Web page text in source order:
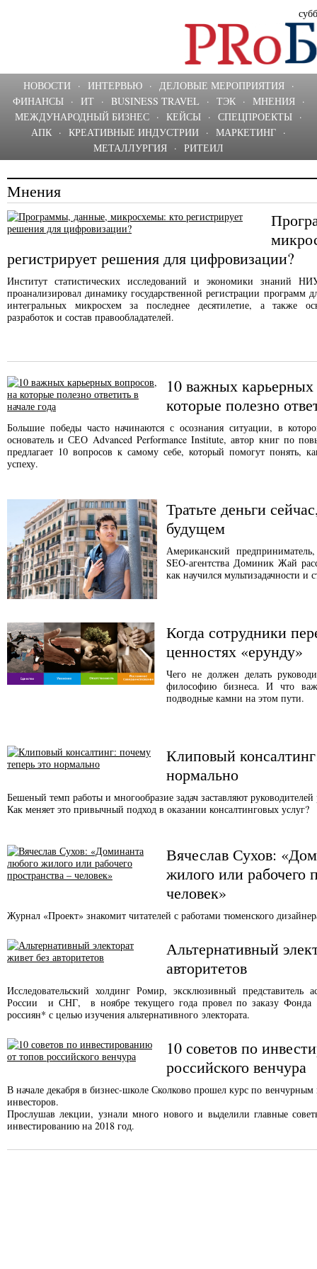
НОВОСТИ · ИНТЕРВЬЮ · ДЕЛОВЫЕ МЕРОПРИЯТИЯ
·
ФИНАНСЫ
· ИТ · BUSINESS TRAVEL · ТЭК · МНЕНИЯ
·
МЕЖДУНАРОДНЫЙ БИЗНЕС · КЕЙСЫ · СПЕЦПРОЕКТЫ ·
АПК · КРЕАТИВНЫЕ ИНДУСТРИИ · МАРКЕТИНГ ·
МЕТАЛЛУРГИЯ · РИТЕИЛ
Мнения
регистрирует решения для цифровизации?
Институт статистических исследований и экономики знаний
проанализировал динамику государственной регистрации
интегральных микросхем за последнее десятилетие, а также
разработок и состав правообладателей.
10 важных
которые полезно
Большие победы часто начинаются с осознания ситуации, в
основатель и СЕО Advanced Performance Institute, автор книг по
предлагает 10 вопросов к самому себе, который помогут понять,
успеху.
Тратьте деньги
будущем
Американский
SEO-агентства Доминик Жай
как научился мультизадачности и
Когда сотрудники
ценностях «ерунду»
Чего не должен делать
философию бизнеса. И что
подводные камни на этом пути.
Клиповый
нормально
Бешеный темп работы и многообразие задач заставляют
Как меняет это привычный подход в оказании консалтинговых услуг?
Вячеслав Сухов:
жилого или рабочего
человек»
Журнал «Проект» знакомит читателей с работами тюменского
Альтернативный
авторитетов
Исследовательский холдинг Ромир, эксклюзивный представитель
России и СНГ, в ноябре текущего года провел по заказу Фонда
россиян* с целью изучения альтернативного электората.
10 советов по
российского венчура
В начале декабря в бизнес-школе Сколково прошел курс по
инвесторов.
Прослушав лекции, узнали много нового и выделили главные
инвестированию на 2018 год.